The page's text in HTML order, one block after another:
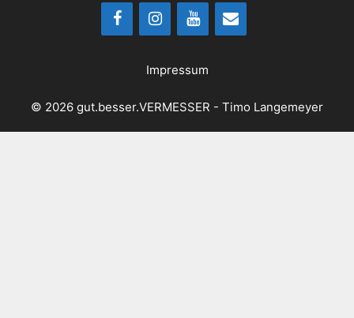
Impressum
© 2026 gut.besser.VERMESSER - Timo Langemeyer